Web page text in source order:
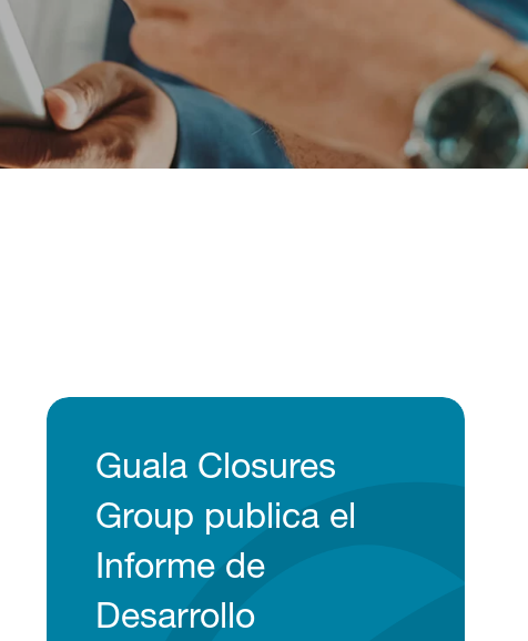
Guala Closures
Group publica el
Informe de
Desarrollo